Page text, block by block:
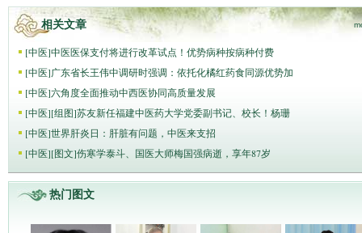
相关文章
[中医]中医医保支付将进行改革试点！优势病种按病种付费
[中医]广东省长王伟中调研时强调：依托化橘红药食同源优势加
[中医]六角度全面推动中西医协同高质量发展
[中医][组图]苏友新任福建中医药大学党委副书记、校长！杨珊
[中医]世界肝炎日：肝脏有问题，中医来支招
[中医][图文]伤寒学泰斗、国医大师梅国强病逝，享年87岁
热门图文